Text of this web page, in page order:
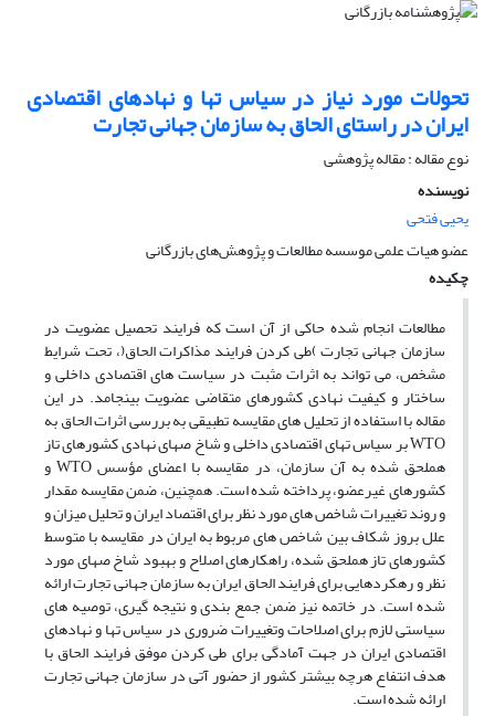
تحولات مورد نیاز در سیاس تها و نهادهای اقتصادی
ایران در راستای الحاق به سازمان جهانی تجارت
نوع مقاله : مقاله پژوهشی
نویسنده
یحیی فتحی
عضو هیات علمی موسسه مطالعات و پژوهش‌های بازرگانی
چکیده
مطالعات انجام شده حاکی از آن است که فرایند تحصیل عضویت در
سازمان جهانی تجارت )طی کردن فرایند مذاکرات الحاق(، تحت شرایط
مشخص، می تواند به اثرات مثبت در سیاست های اقتصادی داخلی و
ساختار و کیفیت نهادی کشورهای متقاضی عضویت بینجامد. در این
مقاله با استفاده از تحلیل های مقایسه تطبیقی به بررسی اثرات الحاق به
WTO بر سیاس تهای اقتصادی داخلی و شاخ صهای نهادی کشورهای تاز
هملحق شده به آن سازمان، در مقایسه با اعضای مؤسس WTO و
کشورهای غیرعضو، پرداخته شده است. همچنین، ضمن مقایسه مقدار
و روند تغییرات شاخص های مورد نظر برای اقتصاد ایران و تحلیل میزان و
علل بروز شکاف بین شاخص های مربوط به ایران در مقایسه با متوسط
کشورهای تاز هملحق شده، راهکارهای اصلاح و بهبود شاخ صهای مورد
نظر و رهکردهایی برای فرایند الحاق ایران به سازمان جهانی تجارت ارائه
شده است. در خاتمه نیز ضمن جمع بندی و نتیجه گیری، توصیه های
سیاستی لازم برای اصلاحات وتغییرات ضروری در سیاس تها و نهادهای
اقتصادی ایران در جهت آمادگی برای طی کردن موفق فرایند الحاق با
هدف انتفاع هرچه بیشتر کشور از حضور آتی در سازمان جهانی تجارت
ارائه شده است.